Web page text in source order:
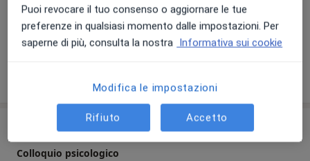
Difficoltà relazionali Dolore
Demenza senile
Attacco di panico
Autostima +17
sull'esperienza
Prestazioni e prezzi
Colloquio psicologico
Puoi revocare il tuo consenso o aggiornare le tue
preferenze in qualsiasi momento dalle impostazioni. Per
saperne di più, consulta la nostra Informativa sui cookie
Modifica le impostazioni
Rifiuto Accetto